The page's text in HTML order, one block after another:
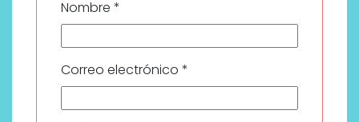
Nombre *
Correo electrónico *